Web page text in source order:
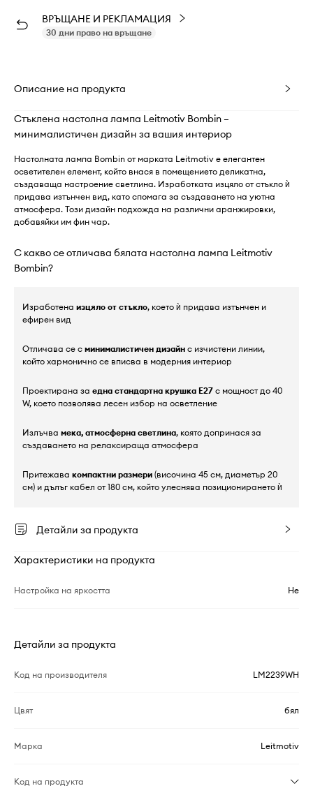
ВРЪЩАНЕ И РЕКЛАМАЦИЯ
30 дни право на връщане
Описание на продукта
Стъклена настолна лампа Leitmotiv Bombin –
минималистичен дизайн за вашия интериор
Настолната лампа Bombin от марката Leitmotiv е елегантен
осветителен елемент, който внася в помещението деликатна,
създаваща настроение светлина. Изработката изцяло от стъкло ѝ
придава изтънчен вид, като спомага за създаването на уютна
атмосфера. Този дизайн подхожда на различни аранжировки,
добавяйки им фин чар.
С какво се отличава бялата настолна лампа Leitmotiv
Bombin?
Изработена изцяло от стъкло, което ѝ придава изтънчен и
ефирен вид
Отличава се с минималистичен дизайн с изчистени линии,
който хармонично се вписва в модерния интериор
Проектирана за една стандартна крушка E27 с мощност до 40
W, което позволява лесен избор на осветление
Излъчва мека, атмосферна светлина, която допринася за
създаването на релаксираща атмосфера
Притежава компактни размери (височина 45 см, диаметър 20
см) и дълъг кабел от 180 см, който улеснява позиционирането ѝ
Детайли за продукта
Характеристики на продукта
Настройка на яркостта Не
Детайли за продукта
Код на производителя LM2239WH
Цвят бял
Марка Leitmotiv
Код на продукта